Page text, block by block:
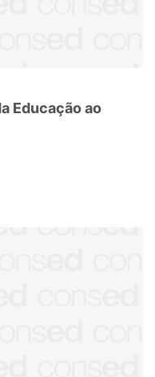
Educação ao